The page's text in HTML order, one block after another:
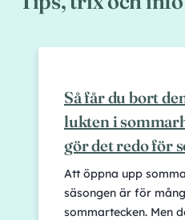
Så får du bort
lukten i
gör det redo för
Att öppna upp
säsongen är för
sommartecken. Men